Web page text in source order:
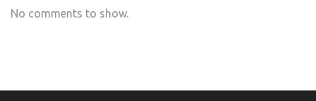
No comments to show.